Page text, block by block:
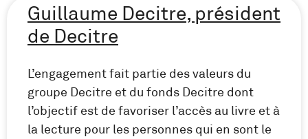
Guillaume Decitre, président
de Decitre
L’engagement fait partie des valeurs du
groupe Decitre et du fonds Decitre dont
l’objectif est de favoriser l’accès au livre et à
la lecture pour les personnes qui en sont le